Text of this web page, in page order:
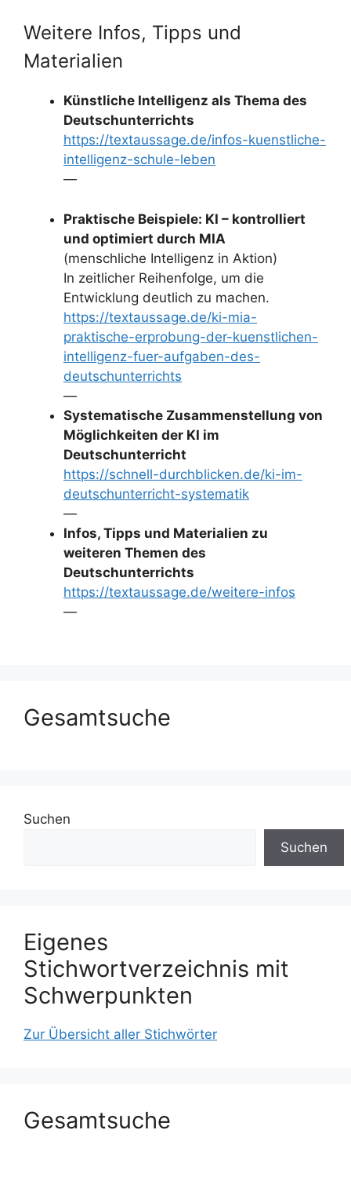
Weitere Infos, Tipps und
Materialien
Künstliche Intelligenz als Thema des
Deutschunterrichts
https://textaussage.de/infos-kuenstliche-
intelligenz-schule-leben
—
Praktische Beispiele: KI – kontrolliert
und optimiert durch MIA
(menschliche Intelligenz in Aktion)
In zeitlicher Reihenfolge, um die
Entwicklung deutlich zu machen.
https://textaussage.de/ki-mia-
praktische-erprobung-der-kuenstlichen-
intelligenz-fuer-aufgaben-des-
deutschunterrichts
—
Systematische Zusammenstellung von
Möglichkeiten der KI im
Deutschunterricht
https://schnell-durchblicken.de/ki-im-
deutschunterricht-systematik
—
Infos, Tipps und Materialien zu
weiteren Themen des
Deutschunterrichts
https://textaussage.de/weitere-infos
—
Gesamtsuche
Suchen
Suchen
Eigenes
Stichwortverzeichnis mit
Schwerpunkten
Zur Übersicht aller Stichwörter
Gesamtsuche